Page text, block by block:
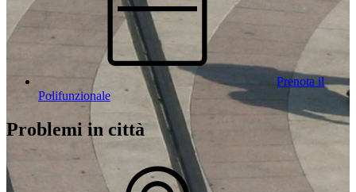
Prenota il
Polifunzionale
Problemi in città